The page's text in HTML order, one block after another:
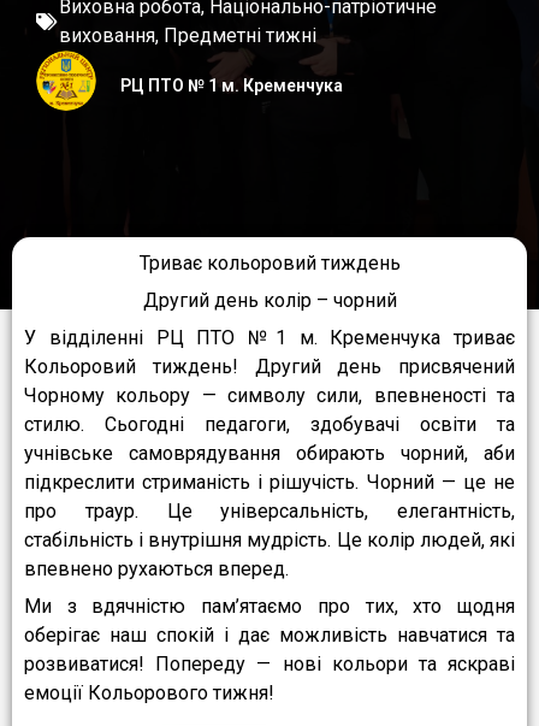
Виховна робота, Національно-патріотичне
виховання, Предметні тижні
РЦ ПТО № 1 м. Кременчука
Триває кольоровий тиждень
Другий день колір – чорний
У відділенні РЦ ПТО №1 м. Кременчука триває
Кольоровий тиждень! Другий день присвячений
Чорному кольору — символу сили, впевненості та
стилю. Сьогодні педагоги, здобувачі освіти та
учнівське самоврядування обирають чорний, аби
підкреслити стриманість і рішучість. Чорний — це не
про траур. Це універсальність, елегантність,
стабільність і внутрішня мудрість. Це колір людей, які
впевнено рухаються вперед.
Ми з вдячністю пам’ятаємо про тих, хто щодня
оберігає наш спокій і дає можливість навчатися та
розвиватися! Попереду — нові кольори та яскраві
емоції Кольорового тижня!